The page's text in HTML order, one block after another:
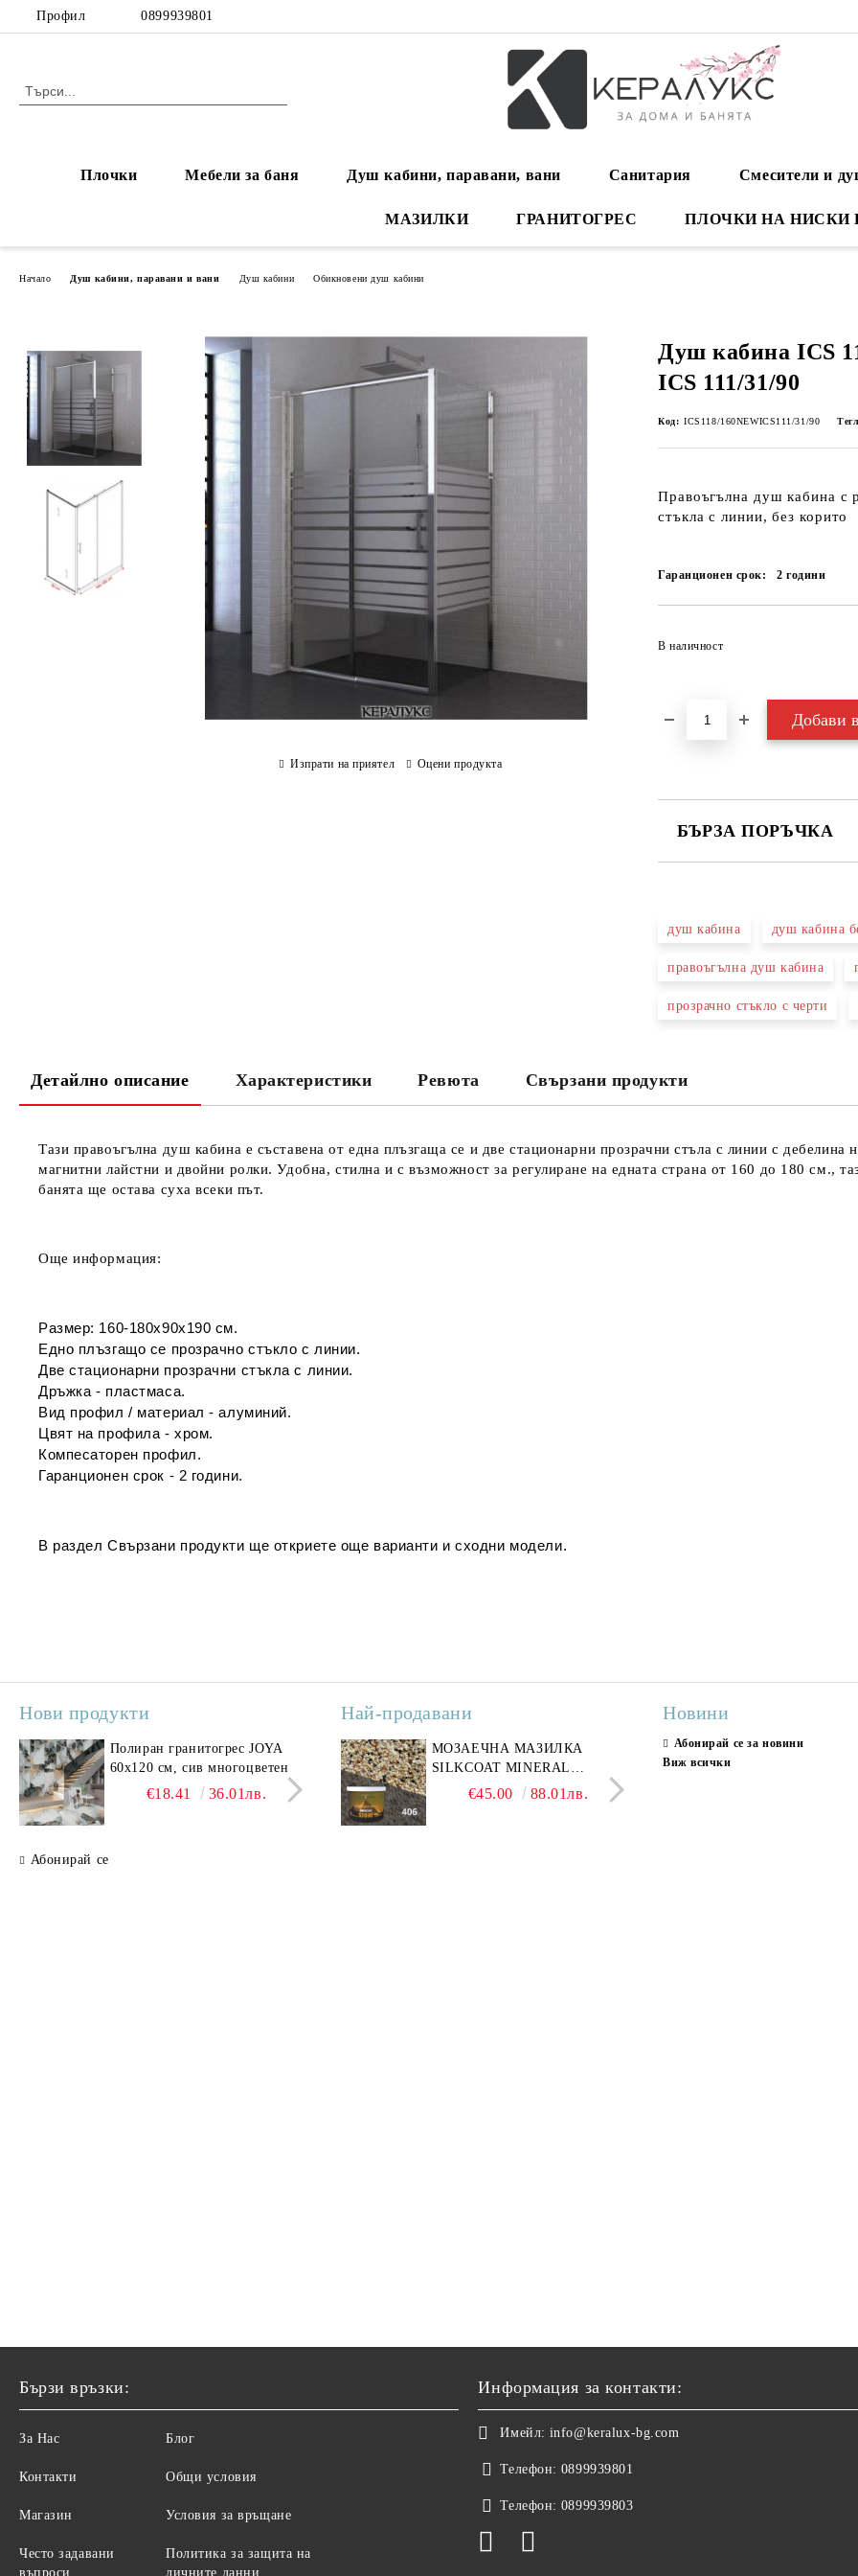
Профил 0899939801
Плочки Мебели за баня Душ кабини, паравани, вани Санитария Смесители и
МАЗИЛКИ ГРАНИТОГРЕС ПЛОЧКИ НА НИСКИ
Начало Душ кабини, паравани и вани Душ кабини Обикновени душ кабини
Душ кабина ICS
ICS 111/31/90
Код: ICS118/160NEWICS111/31/90
Правоъгълна душ кабина с
стъкла с линии, без корито
Гаранционен срок: 2години
В наличност
БЪРЗА ПОРЪЧКА
Съгласен съм с
Ние ще се свържем с вас в
душ кабина душ кабина
правоъгълна душ кабина
прозрачно стъкло с черти
Изпрати на приятел Оцени продукта
Детайлно описание Характеристики Ревюта Свързани продукти
Тази правоъгълна душ кабина е съставенаот една плъзгаща се и две стационарни прозрачни стъла с линии с
магнитни лайстни и двойни ролки. Удобна, стилна и с възможност за регулиране на едната страна от 160 до 180 см.,
банята ще остава суха всеки път.
Още информация:
Размер: 160-180х90х190 см.
Едно плъзгащо се прозрачно стъкло с линии.
Две стационарни прозрачни стъкла с линии.
Дръжка - пластмаса.
Вид профил / материал - алуминий.
Цвят на профила - хром.
Компесаторен профил.
Гаранционен срок - 2 години.
В разделСвързани продукти ще откриете още варианти и сходни модели.
Нови продукти
Полиран гранитогрес JOYA
60x120 см, сив многоцветен
€18.41 36.01лв.
Полиран гранитогрес
SAVONA GREY 60x120 см,
светло сив мрамор
€22.50 44.01лв.
Гранитогрес LESY GREY
GOLD 60х120см, тип
Абонирай се
Най-продавани
МОЗАЕЧНА МАЗИЛКА
SILKCOAT MINERAL
PLASTER STONE, СИТЕН
€45.00 88.01лв.
СТЕННИ ПЛОЧКИ
30X90CM, ГЛАНЦ
Новини
Абонирай се за новини
Виж всички
Бързи връзки:
За Нас
Контакти
Магазин
Често задавани
въпроси
Блог
Общи условия
Условия за връщане
Политика за защита на
личните данни
Информация за контакти:
Имейл: info@keralux-bg.com
Телефон: 0899939801
Телефон: 0899939803